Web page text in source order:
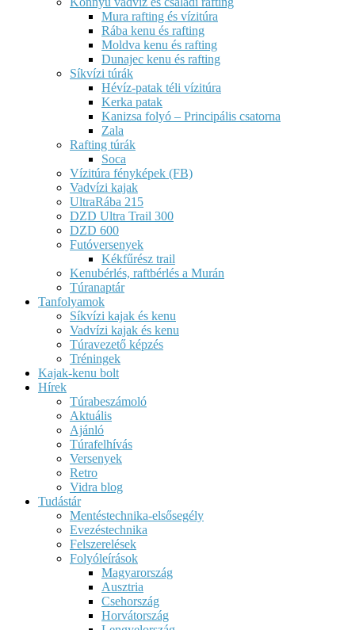
Mura rafting és vízitúra
Rába kenu és rafting
Moldva kenu és rafting
Dunajec kenu és rafting
Síkvízi túrák
Hévíz-patak téli vízitúra
Kerka patak
Kanizsa folyó – Principális csatorna
Zala
Rafting túrák
Soca
Vízitúra fényképek (FB)
Vadvízi kajak
UltraRába 215
DZD Ultra Trail 300
DZD 600
Futóversenyek
Kékfűrész trail
Kenubérlés, raftbérlés a Murán
Túranaptár
Tanfolyamok
Síkvízi kajak és kenu
Vadvízi kajak és kenu
Túravezető képzés
Tréningek
Kajak-kenu bolt
Hírek
Túrabeszámoló
Aktuális
Ajánló
Túrafelhívás
Versenyek
Retro
Vidra blog
Tudástár
Mentéstechnika-elsősegély
Evezéstechnika
Felszerelések
Folyóleírások
Magyarország
Ausztria
Csehország
Horvátország